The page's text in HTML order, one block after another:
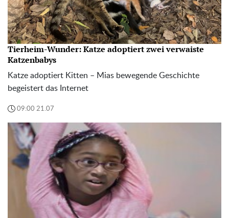
Tierheim-Wunder: Katze adoptiert zwei verwaiste
Katzenbabys
Katze adoptiert Kitten – Mias bewegende Geschichte
begeistert das Internet
09:00 21.07